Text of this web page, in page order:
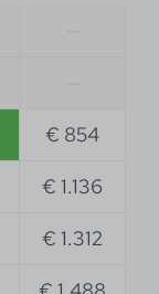
€ 854
€ 1.136
€ 1.312